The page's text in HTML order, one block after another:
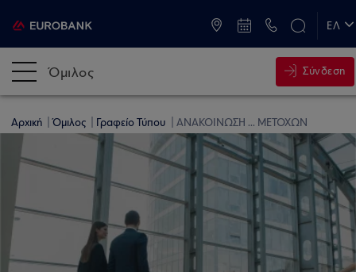
ΕΛ
Όμιλος Σύνδεση
Αρχική Όμιλος Γραφείο Τύπου ΑΝΑΚΟΙΝΩΣΗ ... ΜΕΤΟΧΩΝ